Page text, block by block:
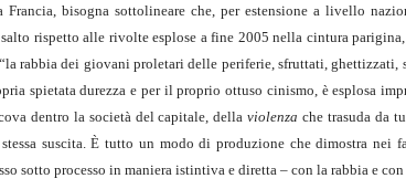
Francia, bisogna sottolineare che, per estensione a livello
rispetto alle rivolte esplose a fine 2005 nella cintura
rabbia dei giovani proletari delle periferie, sfruttati,
spietata durezza e per il proprio ottuso cinismo, è esplosa
dentro la società del capitale, dellaviolenzache trasuda da
stessa suscita. È tutto un modo di produzione che dimostra
sotto processo in maniera istintiva e diretta – con la rabbia e